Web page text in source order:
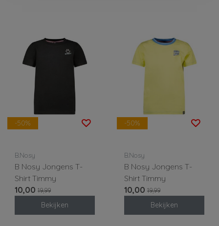
-50%
B.Nosy
B Nosy Jongens T-
Shirt Timmy
10,00 19,99
Bekijken
-50%
B.Nosy
B Nosy Jongens T-
Shirt Timmy
10,00 19,99
Bekijken